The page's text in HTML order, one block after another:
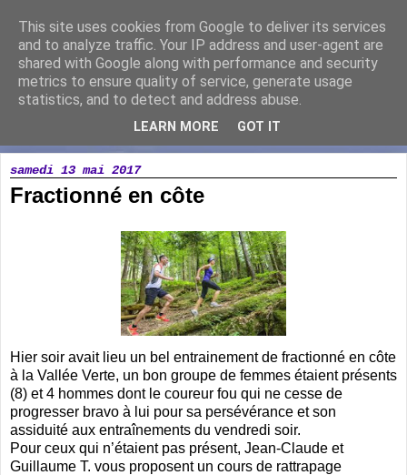
Running Loisir Vicomtais
Association de course à pied à la Chaize le Vicomte
samedi 13 mai 2017
Fractionné en côte
Hier soir avait lieu un bel entrainement de fractionné en côte
à la Vallée Verte, un bon groupe de femmes étaient présents
(8) et 4 hommes dont le coureur fou qui ne cesse de
progresser bravo à lui pour sa persévérance et son
assiduité aux entraînements du vendredi soir.
Pour ceux qui n’étaient pas présent, Jean-Claude et
Guillaume T. vous proposent un cours de rattrapage
This site uses cookies from Google to deliver its services
and to analyze traffic. Your IP address and user-agent are
shared with Google along with performance and security
metrics to ensure quality of service, generate usage
statistics, and to detect and address abuse.
LEARN MORE GOT IT